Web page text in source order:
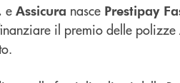
e Assicura nasce Prestipay
il premio delle